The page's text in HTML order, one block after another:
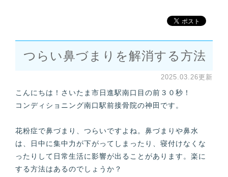
つらい鼻づまりを解消する方法
2025.03.26更新
こんにちは！さいたま市日進駅南口目の前３０秒！
コンディショニング南口駅前接骨院の神田です。
花粉症で鼻づまり、つらいですよね。鼻づまりや鼻水
は、日中に集中力が下がってしまったり、寝付けなくな
ったりして日常生活に影響が出ることがあります。楽に
する方法はあるのでしょうか？